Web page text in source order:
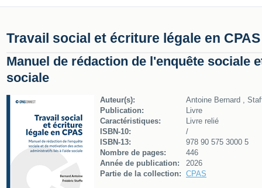
Travail social et écriture légale en CPAS
Manuel de rédaction de l'enquête sociale
sociale
Auteur(s):
Antoine Bernard ,
Publication:
Livre
Caractéristiques:
Livre relié
ISBN-10:
/
ISBN-13:
978 90 575 3000 5
Nombre de pages:
446
Année de publication:
2026
Partie de la collection: CPAS